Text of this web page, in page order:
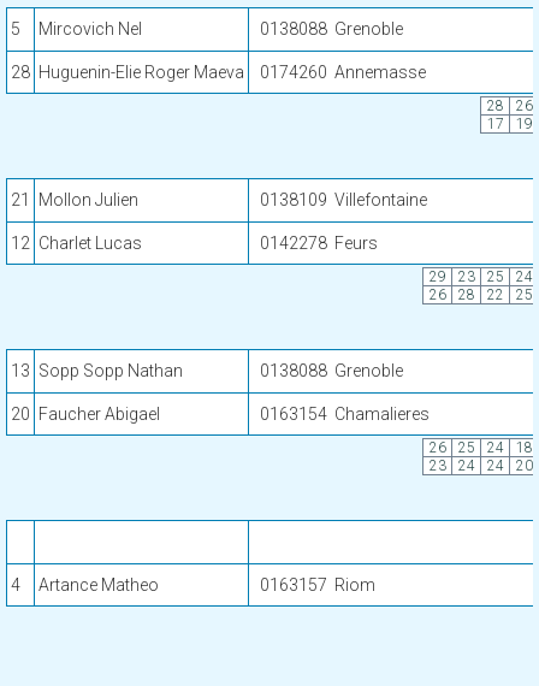
5 Mircovich Nel 0138088 Grenoble
28 Huguenin-Elie Roger Maeva 0174260 Annemasse
28
26
17
19
21 Mollon Julien 0138109 Villefontaine
12 Charlet Lucas 0142278 Feurs
29 23 25
24
26
28 22 25
13 Sopp Sopp Nathan 0138088 Grenoble
20 Faucher Abigael 0163154 Chamalieres
26 25 24
18
23
24 24 20
4 Artance Matheo 0163157 Riom